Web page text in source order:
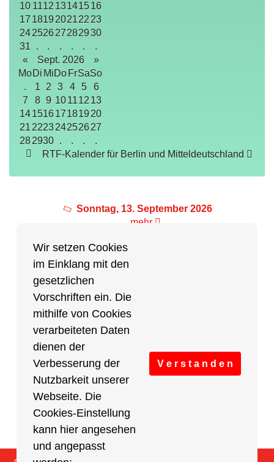
Wir setzen Cookies
im Einklang mit den
gesetzlichen
Vorschriften ein. Die
mithilfe von Cookies
verarbeiteten Daten
dienen der
Verbesserung der
Nutzbarkeit unserer
Webseite. Die
Cookies-Einstellung
kann hier angesehen
und angepasst
V e r s t a n d e n
10 1112 13141516
17 1819 202122 23
24252627282930
31
. . . . .
.
«
Sept. 2026
»
MoDi MiDo FrSaSo
.
1 2 3 4 5
6
7
8 9 10 1112 13
141516171819 20
21 222324252627
282930 . . .
.
RTF-Kalender für Berlin und Mitteldeutschland
Sonntag, 13. September 2026
mehr
Partner des Breitensports